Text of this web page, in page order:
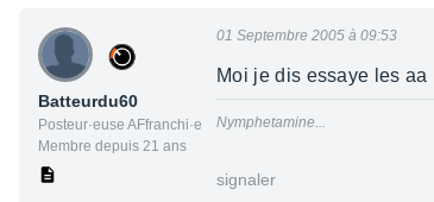
Batteurdu60
Posteur·euse AFfranchi·e
Membre depuis 21 ans
01 Septembre 2005 à 09:53
Moi je dis essaye les aa
Nymphetamine...
signaler